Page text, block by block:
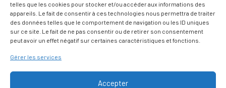
telles que les cookies pour stocker et/ou accéder aux informations des
appareils. Le fait de consentir à ces technologies nous permettra de traiter
des données telles que le comportement de navigation ou les ID uniques
sur ce site. Le fait de ne pas consentir ou de retirer son consentement
peut avoir un effet négatif sur certaines caractéristiques et fonctions.
Gérer les services
Accepter